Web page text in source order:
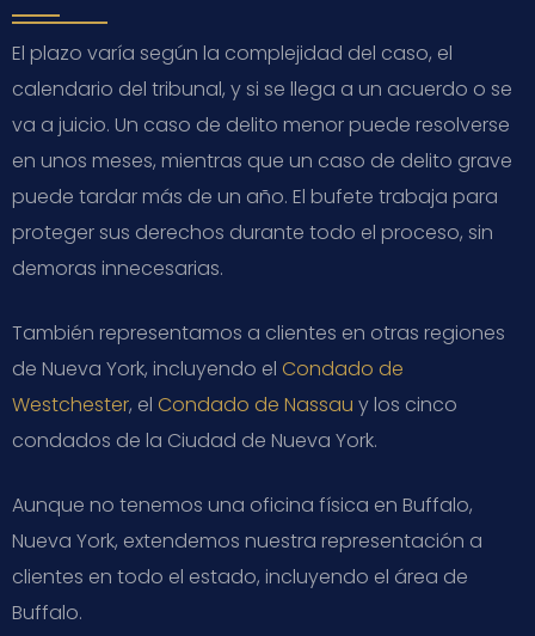
El plazo varía según la complejidad del caso, el
calendario del tribunal, y si se llega a un acuerdo o se
va a juicio. Un caso de delito menor puede resolverse
en unos meses, mientras que un caso de delito grave
puede tardar más de un año. El bufete trabaja para
proteger sus derechos durante todo el proceso, sin
demoras innecesarias.
También representamos a clientes en otras regiones
de Nueva York, incluyendo el Condado de
Westchester, el Condado de Nassau y los cinco
condados de la Ciudad de Nueva York.
Aunque no tenemos una oficina física en Buffalo,
Nueva York, extendemos nuestra representación a
clientes en todo el estado, incluyendo el área de
Buffalo.